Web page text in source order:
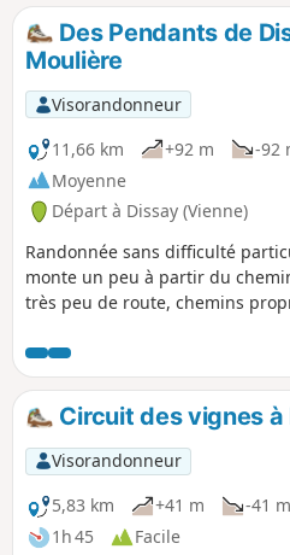
Des Pendants de
Moulière
Visorandonneur
11,66 km
+92 m -92
Moyenne
Départ à Dissay (Vienne)
Randonnée sans difficulté
monte un peu à partir du
très peu de route, chemins
et le Futuroscope.
Circuit des vignes à
Visorandonneur
5,83 km
+41 m
-41 m
1h 45
Facile